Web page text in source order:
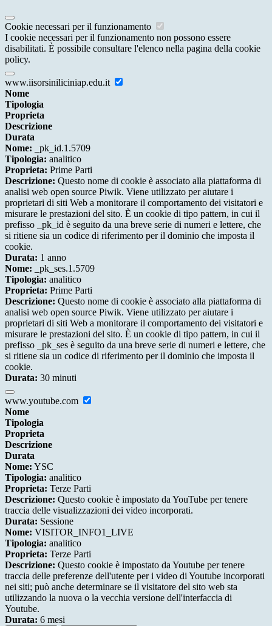
Cookie necessari per il funzionamento
I cookie necessari per il funzionamento non possono essere
disabilitati. È possibile consultare l'elenco nella pagina della cookie
policy.
www.iisorsiniliciniap.edu.it
Nome
Tipologia
Proprieta
Descrizione
Durata
Nome: _pk_id.1.5709
Tipologia: analitico
Proprieta: Prime Parti
Descrizione: Questo nome di cookie è associato alla piattaforma di
analisi web open source Piwik. Viene utilizzato per aiutare i
proprietari di siti Web a monitorare il comportamento dei visitatori e
misurare le prestazioni del sito. È un cookie di tipo pattern, in cui il
prefisso _pk_id è seguito da una breve serie di numeri e lettere, che
si ritiene sia un codice di riferimento per il dominio che imposta il
cookie.
Durata: 1 anno
Nome: _pk_ses.1.5709
Tipologia: analitico
Proprieta: Prime Parti
Descrizione: Questo nome di cookie è associato alla piattaforma di
analisi web open source Piwik. Viene utilizzato per aiutare i
proprietari di siti Web a monitorare il comportamento dei visitatori e
misurare le prestazioni del sito. È un cookie di tipo pattern, in cui il
prefisso _pk_ses è seguito da una breve serie di numeri e lettere, che
si ritiene sia un codice di riferimento per il dominio che imposta il
cookie.
Durata: 30 minuti
www.youtube.com
Nome
Tipologia
Proprieta
Descrizione
Durata
Nome: YSC
Tipologia: analitico
Proprieta: Terze Parti
Descrizione: Questo cookie è impostato da YouTube per tenere
traccia delle visualizzazioni dei video incorporati.
Durata: Sessione
Nome: VISITOR_INFO1_LIVE
Tipologia: analitico
Proprieta: Terze Parti
Descrizione: Questo cookie è impostato da Youtube per tenere
traccia delle preferenze dell'utente per i video di Youtube incorporati
nei siti; può anche determinare se il visitatore del sito web sta
utilizzando la nuova o la vecchia versione dell'interfaccia di
Youtube.
Durata: 6 mesi